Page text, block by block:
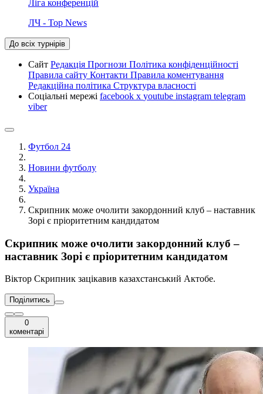
Ліга конференцій
ЛЧ - Top News
До всіх турнірів
Сайт Редакція Прогнози Політика конфіденційності
Правила сайту Контакти Правила коментування
Редакційна політика Структура власності
Соціальні мережі facebook x youtube instagram telegram
viber
Футбол 24
Новини футболу
Україна
Скрипник може очолити закордонний клуб – наставник
Зорі є пріоритетним кандидатом
Скрипник може очолити закордонний клуб –
наставник Зорі є пріоритетним кандидатом
Віктор Скрипник зацікавив казахстанський Актобе.
Поділитись
0
коментарі